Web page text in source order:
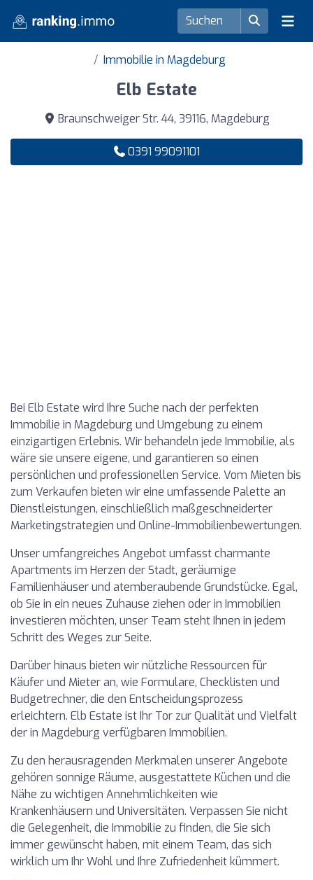
Immobilie in Magdeburg
Elb Estate
Braunschweiger Str. 44, 39116, Magdeburg
0391 99091101
Bei Elb Estate wird Ihre Suche nach der perfekten
Immobilie in Magdeburg und Umgebung zu einem
einzigartigen Erlebnis. Wir behandeln jede Immobilie, als
wäre sie unsere eigene, und garantieren so einen
persönlichen und professionellen Service. Vom Mieten bis
zum Verkaufen bieten wir eine umfassende Palette an
Dienstleistungen, einschließlich maßgeschneiderter
Marketingstrategien und Online-Immobilienbewertungen.
Unser umfangreiches Angebot umfasst charmante
Apartments im Herzen der Stadt, geräumige
Familienhäuser und atemberaubende Grundstücke. Egal,
ob Sie in ein neues Zuhause ziehen oder in Immobilien
investieren möchten, unser Team steht Ihnen in jedem
Schritt des Weges zur Seite.
Darüber hinaus bieten wir nützliche Ressourcen für
Käufer und Mieter an, wie Formulare, Checklisten und
Budgetrechner, die den Entscheidungsprozess
erleichtern. Elb Estate ist Ihr Tor zur Qualität und Vielfalt
der in Magdeburg verfügbaren Immobilien.
Zu den herausragenden Merkmalen unserer Angebote
gehören sonnige Räume, ausgestattete Küchen und die
Nähe zu wichtigen Annehmlichkeiten wie
Krankenhäusern und Universitäten. Verpassen Sie nicht
die Gelegenheit, die Immobilie zu finden, die Sie sich
immer gewünscht haben, mit einem Team, das sich
wirklich um Ihr Wohl und Ihre Zufriedenheit kümmert.